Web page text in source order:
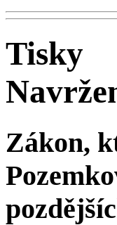
Tisky
Zákon,